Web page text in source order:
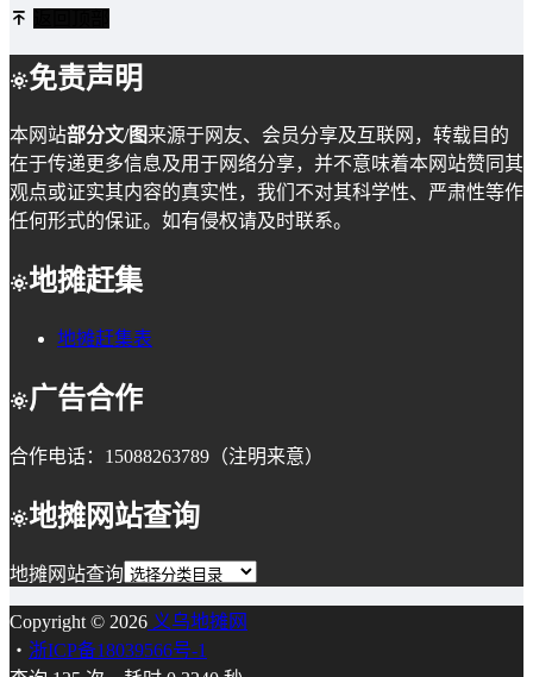
免责声明
本网站部分文/图来源于网友、会员分享及互联网，转载目的
在于传递更多信息及用于网络分享，并不意味着本网站赞同其
观点或证实其内容的真实性，我们不对其科学性、严肃性等作
任何形式的保证。如有侵权请及时联系。
地摊赶集
地摊赶集表
广告合作
合作电话：15088263789（注明来意）
地摊网站查询
地摊网站查询
Copyright © 2026 义乌地摊网
・ 浙ICP备18039566号-1